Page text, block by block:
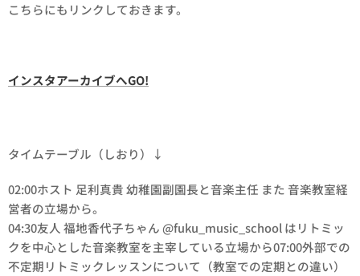
こちらにもリンクしておきます。
インスタアーカイブへGO!
タイムテーブル（しおり）↓
02:00ホスト 足利真貴 幼稚園副園長と音楽主任 また 音楽教室経
営者の立場から。
04:30友人 福地香代子ちゃん @fuku_music_school はリトミッ
クを中心とした音楽教室を主宰している立場から07:00外部での
不定期リトミックレッスンについて（教室での定期との違い）